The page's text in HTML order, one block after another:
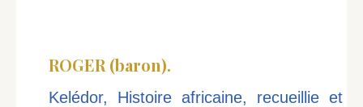
ROGER (baron).
Kelédor, Histoire africaine, recueillie et